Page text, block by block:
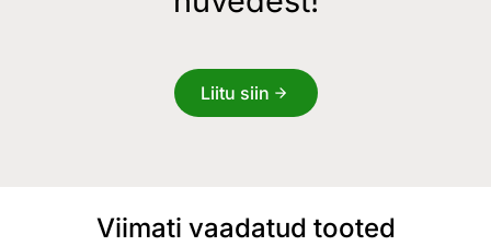
Liitu siin
Viimati vaadatud tooted